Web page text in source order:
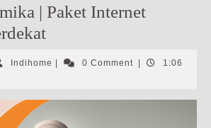
| Paket Internet
Indihome Indihome0 Comment
1:06